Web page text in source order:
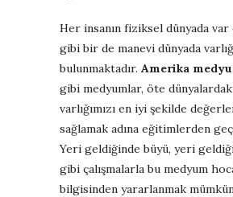
Her insanın fiziksel dünyada var
gibi bir de manevi dünyada
bulunmaktadır. Amerika
gibi medyumlar, öte
varlığımızı en iyi şekilde
sağlamak adına eğitimlerden
Yeri geldiğinde büyü, yeri
gibi çalışmalarla bu medyum
bilgisinden yararlanmak